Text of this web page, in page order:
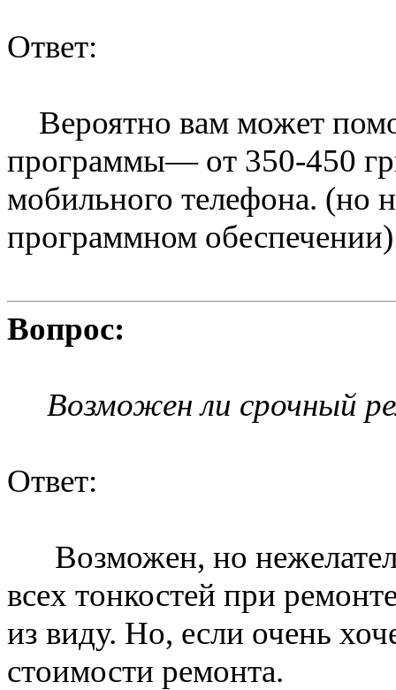
Ответ:
Вероятно вам может
программы— от 350-450
мобильного телефона. (но
программном обеспечении)
Вопрос:
Возможен ли срочный
Ответ:
Возможен, но
всех тонкостей при
из виду. Но, если очень
стоимости ремонта.